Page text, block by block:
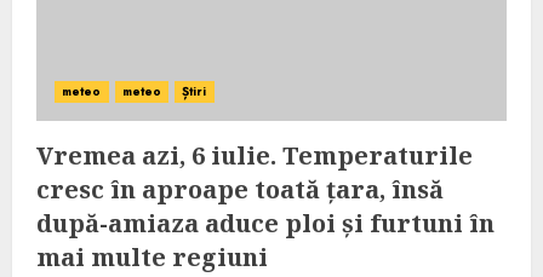
meteo meteo Știri
Vremea azi, 6 iulie. Temperaturile
cresc în aproape toată țara, însă
după-amiaza aduce ploi și furtuni în
mai multe regiuni